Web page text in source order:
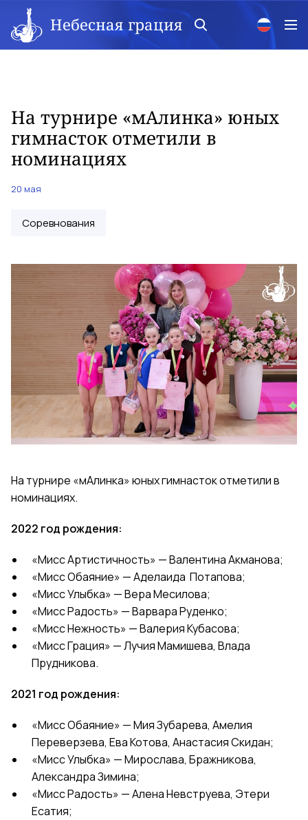
Небесная грация
На турнире «мАлинка» юных
гимнасток отметили в
номинациях
20 мая
Соревнования
На турнире «мАлинка» юных гимнасток отметили в
номинациях.
2022 год рождения:
«Мисс Артистичность» — Валентина Акманова;
«Мисс Обаяние» — Аделаида Потапова;
«Мисс Улыбка» — Вера Месилова;
«Мисс Радость» — Варвара Руденко;
«Мисс Нежность» — Валерия Кубасова;
«Мисс Грация» — Лучия Мамишева, Влада
Прудникова.
2021 год рождения:
«Мисс Обаяние» — Мия Зубарева, Амелия
Переверзева, Ева Котова, Анастасия Скидан;
«Мисс Улыбка» — Мирослава, Бражникова,
Aлександра Зимина;
«Мисс Радость» — Алена Невструева, Этери
Есатия;